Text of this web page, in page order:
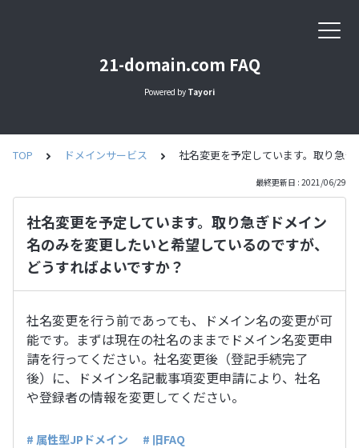
21-domain.com FAQ
Powered by Tayori
TOP ドメインサービス 社名変更を予定しています。取り急
最終更新日 : 2021/06/29
社名変更を予定しています。取り急ぎドメイン
名のみを変更したいと希望しているのですが、
どうすればよいですか？
社名変更を行う前であっても、ドメイン名の変更が可
能です。まずは現在の社名のままでドメイン名変更申
請を行ってください。社名変更後（登記手続完了
後）に、ドメイン名記載事項変更申請により、社名
や登録者の情報を変更してください。
# 属性型JPドメイン # 旧FAQ